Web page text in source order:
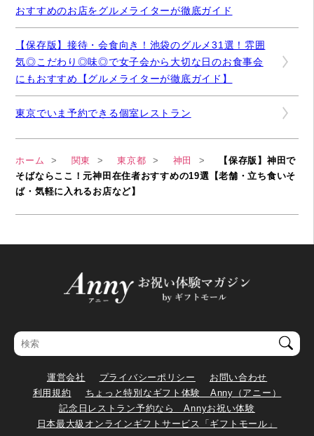
おすすめのお店をグルメライターが徹底ガイド
【保存版】接待・会食向き！池袋のグルメ31選！雰囲
気◎こだわり◎味◎で女子会から大切な日のお食事会
にもおすすめ【グルメライターが徹底ガイド】
東京でいま予約できる個室レストラン
ホーム 関東 東京都 神田
【保存版】神田で
そばならここ！元神田在住者おすすめの19選【老舗・立ち食いそ
ば・気軽に入れるお店など】
運営会社 プライバシーポリシー
お問い合わせ
利用規約
ちょっと特別なギフト体験 Anny（アニー）
記念日レストラン予約なら Annyお祝い体験
日本最大級オンラインギフトサービス「ギフトモール」